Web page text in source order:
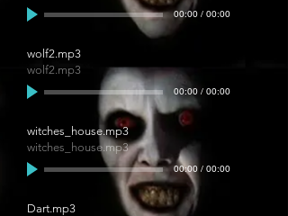
wolf2.mp3
wolf2.mp3
00:00/ 00:00
witches_house.mp3
witches_house.mp3
00:00/ 00:00
00:00/ 00:00
Dart.mp3